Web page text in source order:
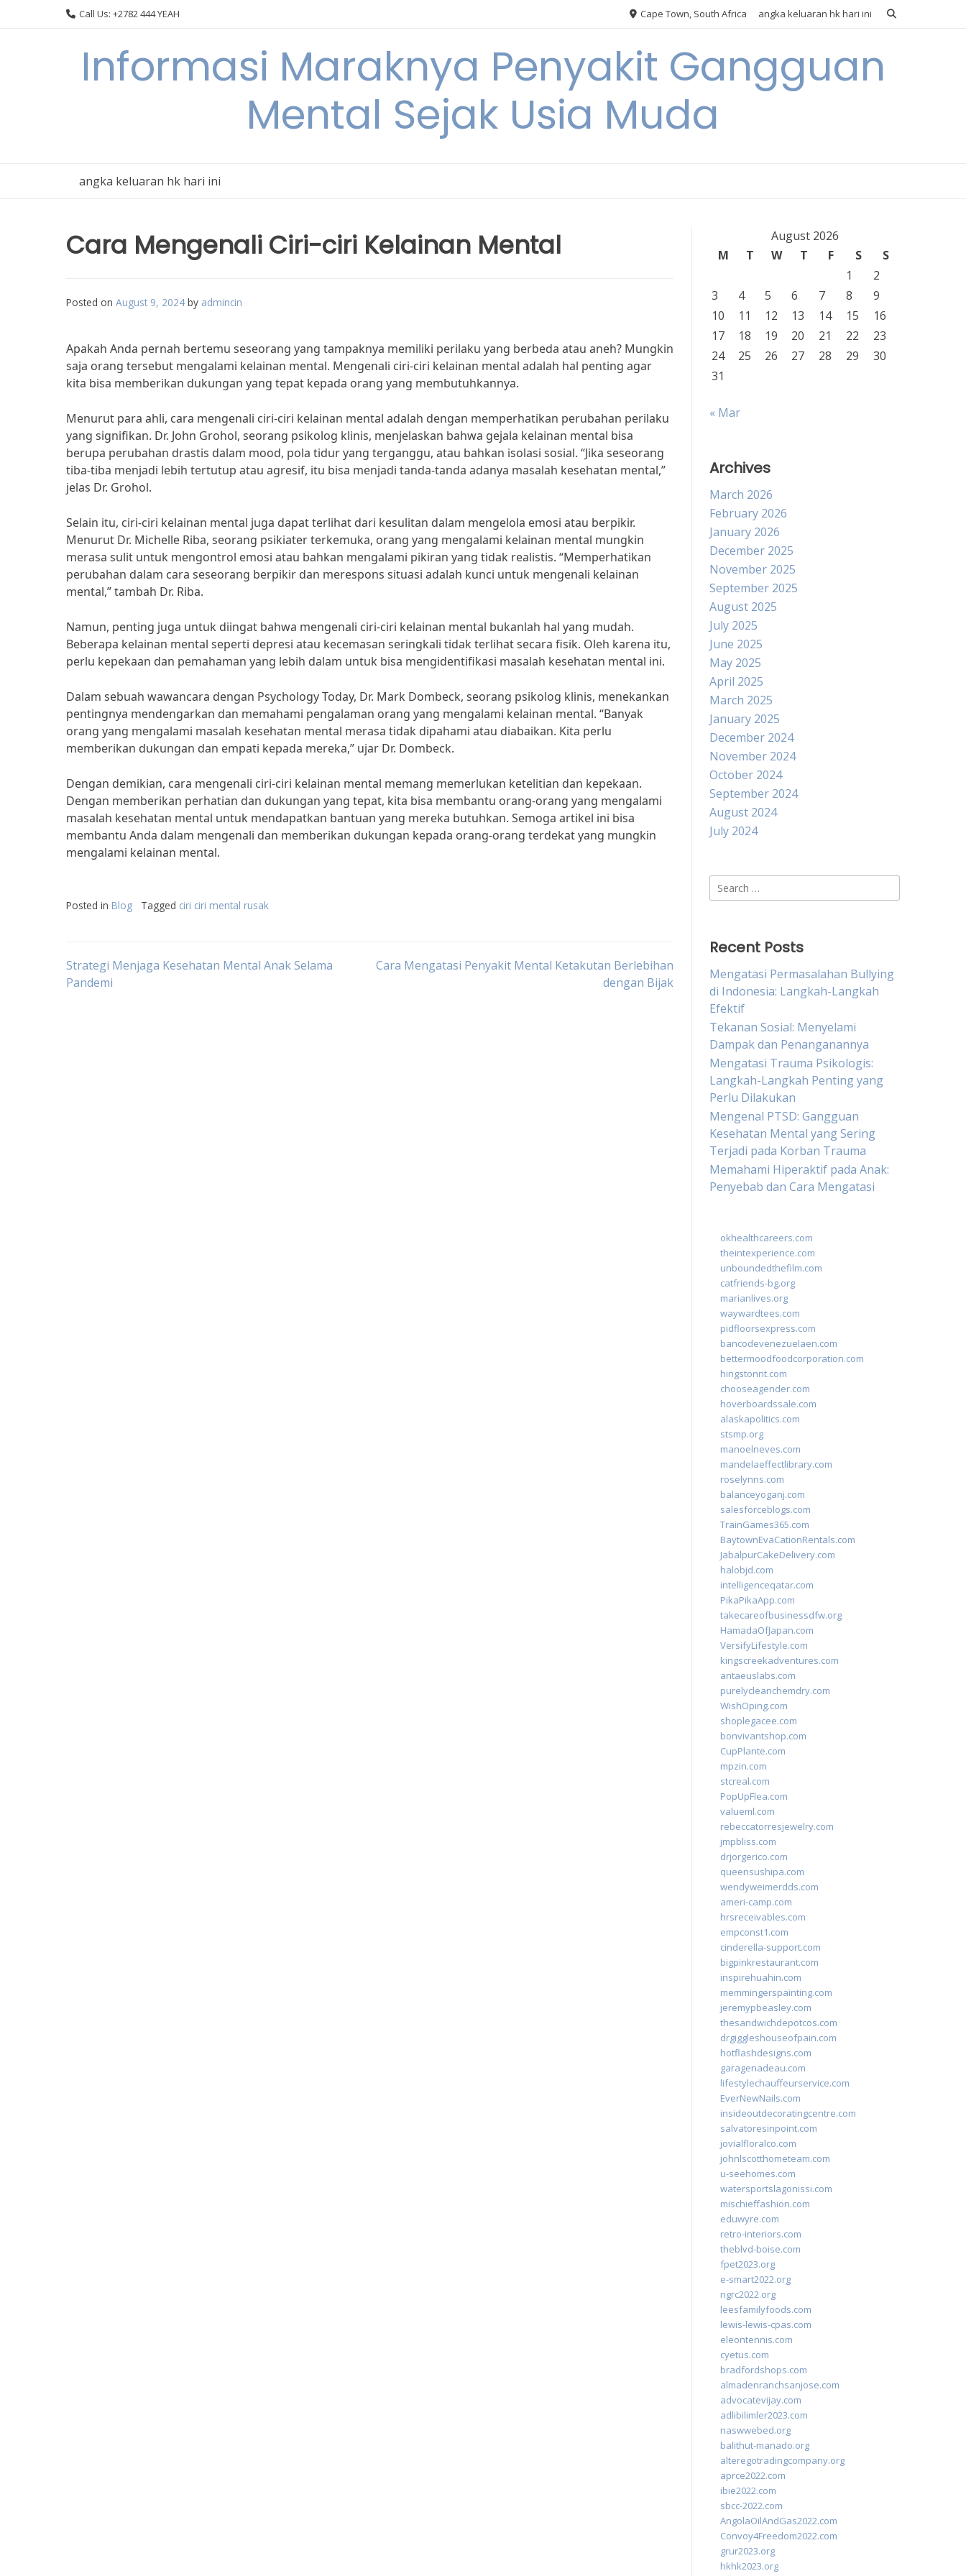
Call Us: +2782 444 YEAH Cape Town, South Africa angka keluaran hk hari ini
Informasi Maraknya Penyakit Gangguan
Mental Sejak Usia Muda
angka keluaran hk hari ini
Cara Mengenali Ciri-ciri Kelainan Mental
Posted on August 9, 2024 by admincin
Apakah Anda pernah bertemu seseorang yang tampaknya memiliki perilaku yang berbeda atau aneh? Mungkin
saja orang tersebut mengalami kelainan mental. Mengenali ciri-ciri kelainan mental adalah hal penting agar
kita bisa memberikan dukungan yang tepat kepada orang yang membutuhkannya.
Menurut para ahli, cara mengenali ciri-ciri kelainan mental adalah dengan memperhatikan perubahan perilaku
yang signifikan. Dr. John Grohol, seorang psikolog klinis, menjelaskan bahwa gejala kelainan mental bisa
berupa perubahan drastis dalam mood, pola tidur yang terganggu, atau bahkan isolasi sosial. “Jika seseorang
tiba-tiba menjadi lebih tertutup atau agresif, itu bisa menjadi tanda-tanda adanya masalah kesehatan mental,”
jelas Dr. Grohol.
Selain itu, ciri-ciri kelainan mental juga dapat terlihat dari kesulitan dalam mengelola emosi atau berpikir.
Menurut Dr. Michelle Riba, seorang psikiater terkemuka, orang yang mengalami kelainan mental mungkin
merasa sulit untuk mengontrol emosi atau bahkan mengalami pikiran yang tidak realistis. “Memperhatikan
perubahan dalam cara seseorang berpikir dan merespons situasi adalah kunci untuk mengenali kelainan
mental,” tambah Dr. Riba.
Namun, penting juga untuk diingat bahwa mengenali ciri-ciri kelainan mental bukanlah hal yang mudah.
Beberapa kelainan mental seperti depresi atau kecemasan seringkali tidak terlihat secara fisik. Oleh karena itu,
perlu kepekaan dan pemahaman yang lebih dalam untuk bisa mengidentifikasi masalah kesehatan mental ini.
Dalam sebuah wawancara dengan Psychology Today, Dr. Mark Dombeck, seorang psikolog klinis, menekankan
pentingnya mendengarkan dan memahami pengalaman orang yang mengalami kelainan mental. “Banyak
orang yang mengalami masalah kesehatan mental merasa tidak dipahami atau diabaikan. Kita perlu
memberikan dukungan dan empati kepada mereka,” ujar Dr. Dombeck.
Dengan demikian, cara mengenali ciri-ciri kelainan mental memang memerlukan ketelitian dan kepekaan.
Dengan memberikan perhatian dan dukungan yang tepat, kita bisa membantu orang-orang yang mengalami
masalah kesehatan mental untuk mendapatkan bantuan yang mereka butuhkan. Semoga artikel ini bisa
membantu Anda dalam mengenali dan memberikan dukungan kepada orang-orang terdekat yang mungkin
mengalami kelainan mental.
Posted in Blog Tagged ciri ciri mental rusak
Post
Strategi Menjaga Kesehatan Mental Anak Selama
Pandemi
Cara Mengatasi Penyakit Mental Ketakutan Berlebihan
dengan Bijak
August 2026
M
T W T F S
S
1
2
3
4 5 6 7 8
9
10
11 12 13 14 15
16
17
18 19 20 21 22
23
24
25 26 27 28 29
30
31
« Mar
Archives
March 2026
February 2026
January 2026
December 2025
November 2025
September 2025
August 2025
July 2025
June 2025
May 2025
April 2025
March 2025
January 2025
December 2024
November 2024
October 2024
September 2024
August 2024
July 2024
Search
for:
Recent Posts
Mengatasi Permasalahan Bullying
di Indonesia: Langkah-Langkah
Efektif
Tekanan Sosial: Menyelami
Dampak dan Penanganannya
Mengatasi Trauma Psikologis:
Langkah-Langkah Penting yang
Perlu Dilakukan
Mengenal PTSD: Gangguan
Kesehatan Mental yang Sering
Terjadi pada Korban Trauma
Memahami Hiperaktif pada Anak:
Penyebab dan Cara Mengatasi
okhealthcareers.com
theintexperience.com
unboundedthefilm.com
catfriends-bg.org
marianlives.org
waywardtees.com
pidfloorsexpress.com
bancodevenezuelaen.com
bettermoodfoodcorporation.com
hingstonnt.com
chooseagender.com
hoverboardssale.com
alaskapolitics.com
stsmp.org
manoelneves.com
mandelaeffectlibrary.com
roselynns.com
balanceyoganj.com
salesforceblogs.com
TrainGames365.com
BaytownEvaCationRentals.com
JabalpurCakeDelivery.com
halobjd.com
intelligenceqatar.com
PikaPikaApp.com
takecareofbusinessdfw.org
HamadaOfJapan.com
VersifyLifestyle.com
kingscreekadventures.com
antaeuslabs.com
purelycleanchemdry.com
WishOping.com
shoplegacee.com
bonvivantshop.com
CupPlante.com
mpzin.com
stcreal.com
PopUpFlea.com
valueml.com
rebeccatorresjewelry.com
jmpbliss.com
drjorgerico.com
queensushipa.com
wendyweimerdds.com
ameri-camp.com
hrsreceivables.com
empconst1.com
cinderella-support.com
bigpinkrestaurant.com
inspirehuahin.com
memmingerspainting.com
jeremypbeasley.com
thesandwichdepotcos.com
drgiggleshouseofpain.com
hotflashdesigns.com
garagenadeau.com
lifestylechauffeurservice.com
EverNewNails.com
insideoutdecoratingcentre.com
salvatoresinpoint.com
jovialfloralco.com
johnlscotthometeam.com
u-seehomes.com
watersportslagonissi.com
mischieffashion.com
eduwyre.com
retro-interiors.com
theblvd-boise.com
fpet2023.org
e-smart2022.org
ngrc2022.org
leesfamilyfoods.com
lewis-lewis-cpas.com
eleontennis.com
cyetus.com
bradfordshops.com
almadenranchsanjose.com
advocatevijay.com
adlibilimler2023.com
naswwebed.org
balithut-manado.org
alteregotradingcompany.org
aprce2022.com
ibie2022.com
sbcc-2022.com
AngolaOilAndGas2022.com
Convoy4Freedom2022.com
grur2023.org
hkhk2023.org